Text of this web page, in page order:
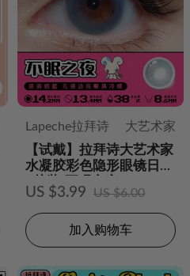
Lapeche拉拜诗
大艺术家
【试戴】拉拜诗大艺术家
水凝胶彩色隐形眼镜日抛
2片装-不眠之夜
US $3.99 US $6.00
加入购物车